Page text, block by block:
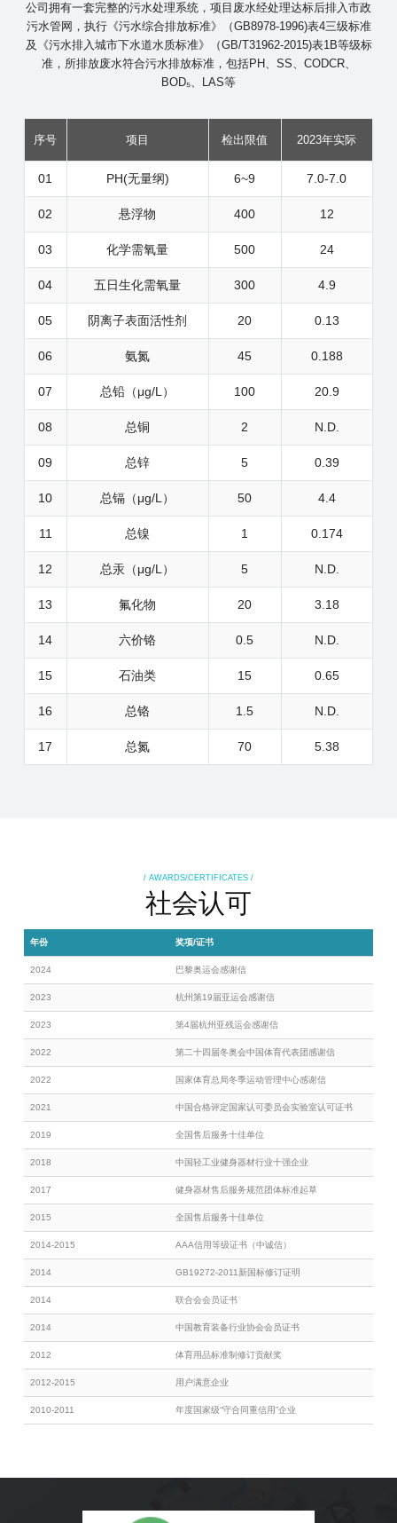
公司拥有一套完整的污水处理系统，项目废水经处理达标后排入市政
污水管网，执行《污水综合排放标准》（GB8978-1996)表4三级标准
及《污水排入城市下水道水质标准》（GB/T31962-2015)表1B等级标
准，所排放废水符合污水排放标准，包括PH、SS、CODCR、
BOD₅、LAS等
序号 项目 检出限值 2023年实际
01 PH(无量纲) 6~9 7.0-7.0
02 悬浮物 400 12
03 化学需氧量 500 24
04 五日生化需氧量 300 4.9
05 阴离子表面活性剂 20 0.13
06 氨氮 45 0.188
07 总铅（μg/L） 100 20.9
08 总铜 2 N.D.
09 总锌 5 0.39
10 总镉（μg/L） 50 4.4
11 总镍 1 0.174
12 总汞（μg/L） 5 N.D.
13 氟化物 20 3.18
14 六价铬 0.5 N.D.
15 石油类 15 0.65
16 总铬 1.5 N.D.
17 总氮 70 5.38
/ AWARDS/CERTIFICATES /
社会认可
年份 奖项/证书
2024 巴黎奥运会感谢信
2023 杭州第19届亚运会感谢信
2023 第4届杭州亚残运会感谢信
2022 第二十四届冬奥会中国体育代表团感谢信
2022 国家体育总局冬季运动管理中心感谢信
2021 中国合格评定国家认可委员会实验室认可证书
2019 全国售后服务十佳单位
2018 中国轻工业健身器材行业十强企业
2017 健身器材售后服务规范团体标准起草
2015 全国售后服务十佳单位
2014-2015 AAA信用等级证书（中诚信）
2014 GB19272-2011新国标修订证明
2014 联合会会员证书
2014 中国教育装备行业协会会员证书
2012 体育用品标准制修订贡献奖
2012-2015 用户满意企业
2010-2011 年度国家级“守合同重信用”企业